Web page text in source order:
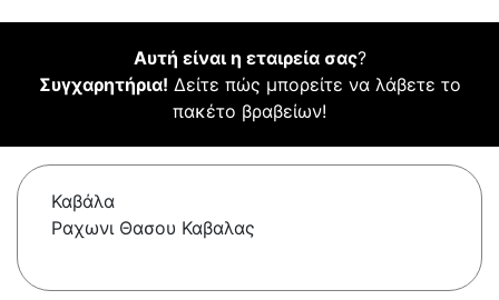
Αυτή είναι η εταιρεία σας?
Συγχαρητήρια! Δείτε πώς μπορείτε να λάβετε το
πακέτο βραβείων!
Καβάλα
Ραχωνι Θασου Καβαλας